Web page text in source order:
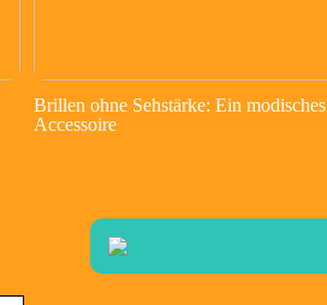
Brillen ohne Sehstärke: Ein modisches
Accessoire